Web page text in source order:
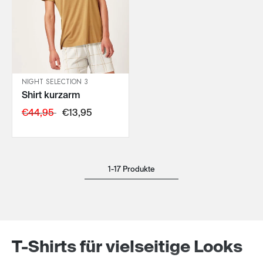
IN DEN WARENKORB
NIGHT SELECTION 3
Shirt kurzarm
€44,95 €13,95
1-17 Produkte
T-Shirts für vielseitige Looks